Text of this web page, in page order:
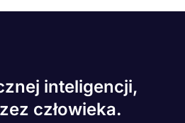
inteligencji,
człowieka.